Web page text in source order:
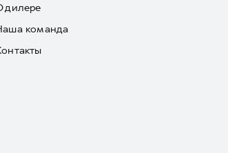
дилере
команда